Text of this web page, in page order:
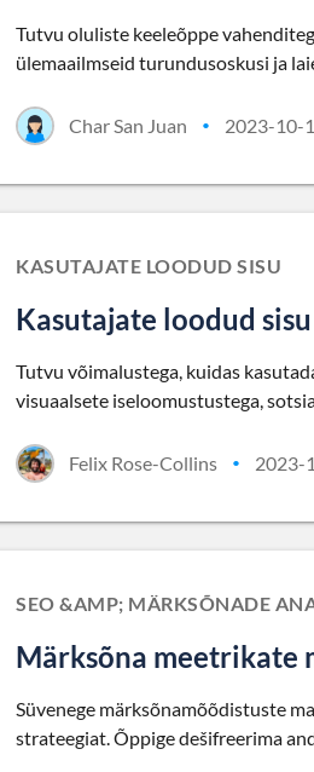
Tutvu oluliste keeleõppe
ülemaailmseid turundusoskusi ja
Char San Juan • 2023-10-
KASUTAJATE LOODUD SISU
Kasutajate loodud
Tutvu võimalustega, kuidas
visuaalsete iseloomustustega,
Felix Rose-Collins • 2023-
SEO &AMP; MÄRKSÕNADE
Märksõna meetrikate
Süvenege märksõnamõõdistuste
strateegiat. Õppige dešifreerima